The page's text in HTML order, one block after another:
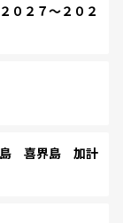
２７～２０２
喜界島 加計